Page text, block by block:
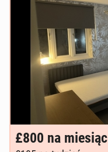
£800 na miesiąc